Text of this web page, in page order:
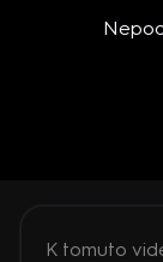
K tomuto